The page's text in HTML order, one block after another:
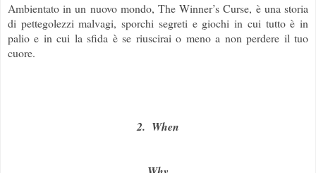
Ambientato in un nuovo mondo, The Winner’s Curse, è una storia
di pettegolezzi malvagi, sporchi segreti e giochi in cui tutto è in
palio e in cui la sfida è se riuscirai o meno a non perdere il tuo
cuore.
2. When